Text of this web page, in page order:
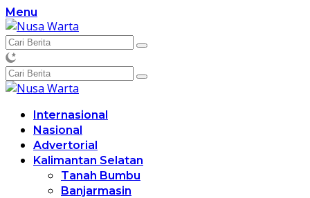
Langsung
ke
konten
Menu
Internasional
Nasional
Advertorial
Kalimantan Selatan
Tanah Bumbu
Banjarmasin